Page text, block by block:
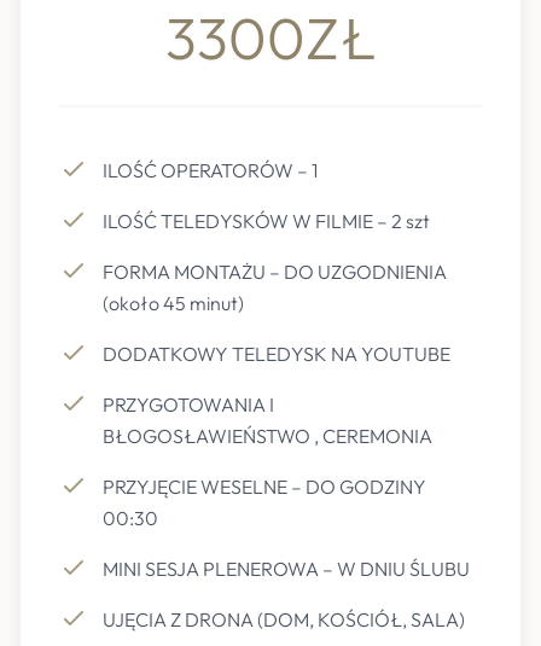
3300ZŁ
ILOŚĆ OPERATORÓW – 1
ILOŚĆ TELEDYSKÓW W FILMIE – 2 szt
FORMA MONTAŻU – DO UZGODNIENIA
(około 45 minut)
DODATKOWY TELEDYSK NA YOUTUBE
PRZYGOTOWANIA I
BŁOGOSŁAWIEŃSTWO , CEREMONIA
PRZYJĘCIE WESELNE – DO GODZINY
00:30
MINI SESJA PLENEROWA – W DNIU ŚLUBU
UJĘCIA Z DRONA (DOM, KOŚCIÓŁ, SALA)